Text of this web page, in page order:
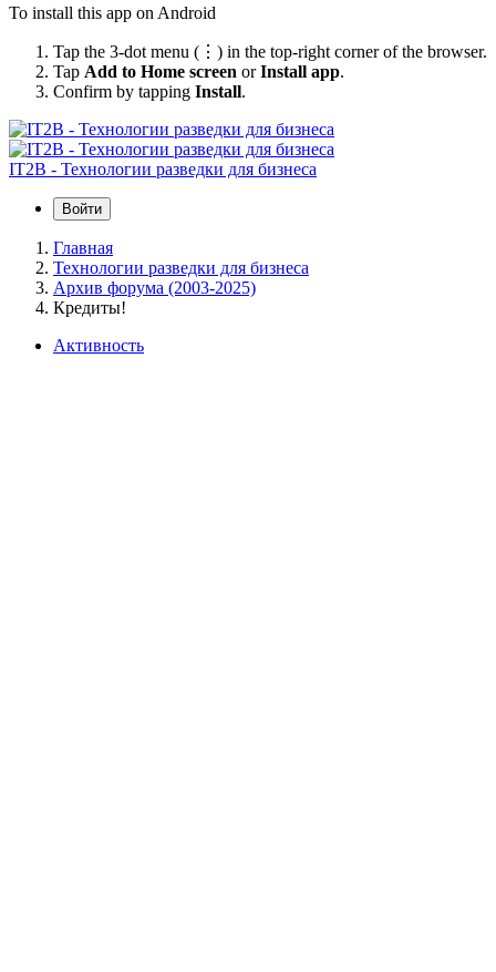
To install this app on Android
Tap the 3-dot menu (⋮) in the top-right corner of the browser.
Tap Add to Home screen orInstall app.
Confirm by tapping Install.
IT2B - Технологии разведки для бизнеса
Войти
Главная
Технологии разведки для бизнеса
Архив форума (2003-2025)
Кредиты!
Активность